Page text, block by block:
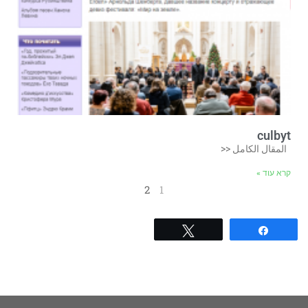
culbyt
المقال الكامل <<
קרא עוד »
1
2